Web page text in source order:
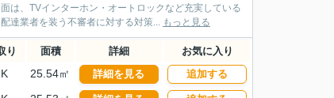
は、TVインターホン・オートロックなど充実している
達業者を装う不審者に対する対策... もっと見る
り 面積 詳細 お気に入り
25.54㎡ 詳細を見る 追加する